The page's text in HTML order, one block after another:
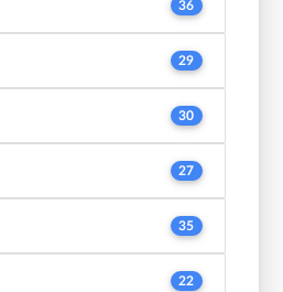
36
29
30
27
35
22